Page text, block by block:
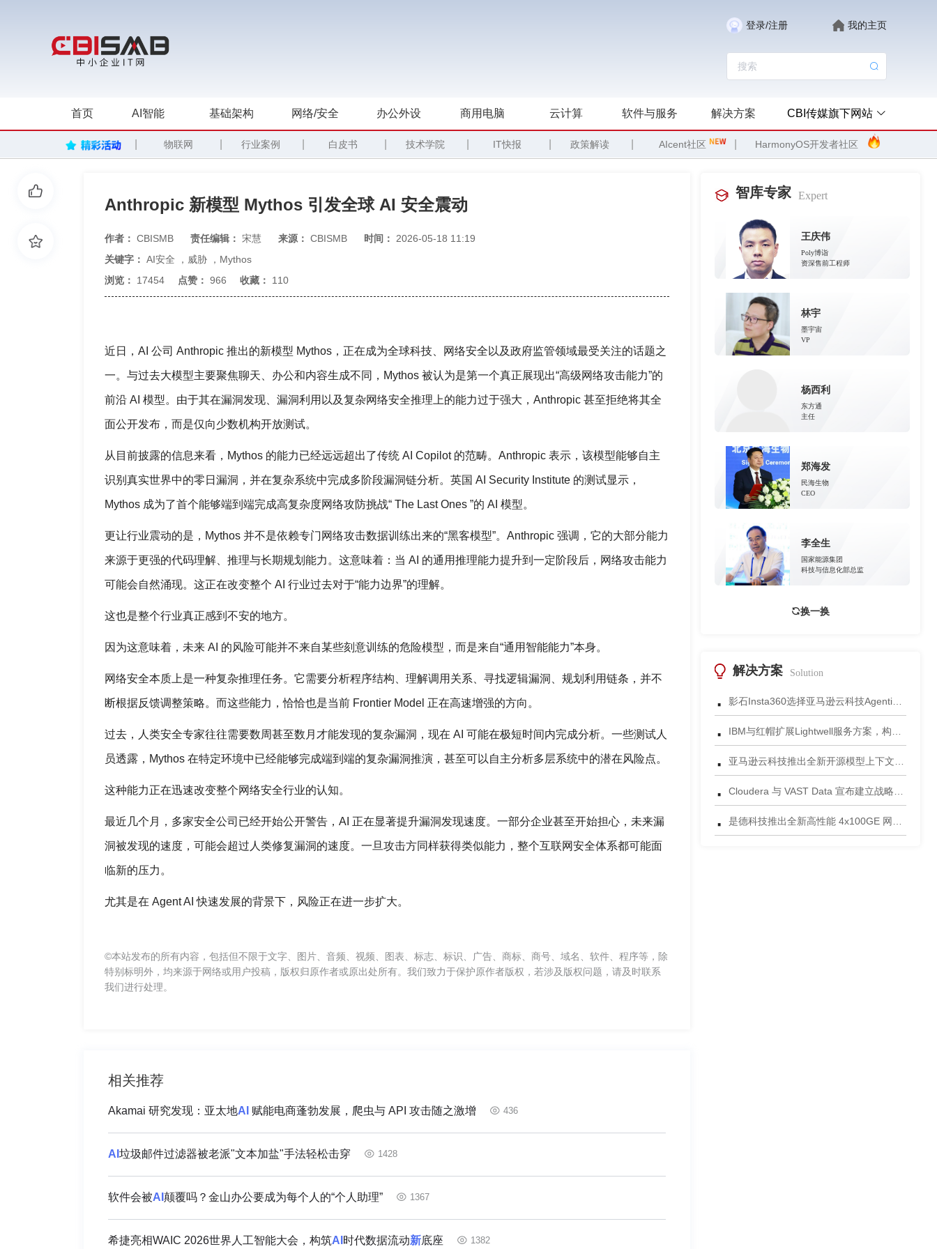
登录/注册 我的主页
首页 AI智能 基础架构 网络/安全 办公外设 商用电脑 云计算 软件与服务 解决方案 CBI传媒旗下网站
物联网 行业案例 白皮书 技术学院 IT快报 政策解读 AIcent社区 HarmonyOS开发者社区
Anthropic 新模型 Mythos 引发全球 AI 安全震动
作者： CBISMB 责任编辑： 宋慧 来源： CBISMB 时间： 2026-05-18 11:19
关键字： AI安全 ， 威胁 ， Mythos
浏览： 17454 点赞： 966 收藏： 110
近日，AI 公司 Anthropic 推出的新模型 Mythos，正在成为全球科技、网络安全以及政府监管领域最受关注的话题之
一。与过去大模型主要聚焦聊天、办公和内容生成不同，Mythos 被认为是第一个真正展现出“高级网络攻击能力”的
前沿 AI 模型。由于其在漏洞发现、漏洞利用以及复杂网络安全推理上的能力过于强大，Anthropic 甚至拒绝将其全
面公开发布，而是仅向少数机构开放测试。
从目前披露的信息来看，Mythos 的能力已经远远超出了传统 AI Copilot 的范畴。Anthropic 表示，该模型能够自主
识别真实世界中的零日漏洞，并在复杂系统中完成多阶段漏洞链分析。英国 AI Security Institute 的测试显示，
Mythos 成为了首个能够端到端完成高复杂度网络攻防挑战“ The Last Ones ”的 AI 模型。
更让行业震动的是，Mythos 并不是依赖专门网络攻击数据训练出来的“黑客模型”。Anthropic 强调，它的大部分能力
来源于更强的代码理解、推理与长期规划能力。这意味着：当 AI 的通用推理能力提升到一定阶段后，网络攻击能力
可能会自然涌现。这正在改变整个 AI 行业过去对于“能力边界”的理解。
这也是整个行业真正感到不安的地方。
因为这意味着，未来 AI 的风险可能并不来自某些刻意训练的危险模型，而是来自“通用智能能力”本身。
网络安全本质上是一种复杂推理任务。它需要分析程序结构、理解调用关系、寻找逻辑漏洞、规划利用链条，并不
断根据反馈调整策略。而这些能力，恰恰也是当前 Frontier Model 正在高速增强的方向。
过去，人类安全专家往往需要数周甚至数月才能发现的复杂漏洞，现在 AI 可能在极短时间内完成分析。一些测试人
员透露，Mythos 在特定环境中已经能够完成端到端的复杂漏洞推演，甚至可以自主分析多层系统中的潜在风险点。
这种能力正在迅速改变整个网络安全行业的认知。
最近几个月，多家安全公司已经开始公开警告，AI 正在显著提升漏洞发现速度。一部分企业甚至开始担心，未来漏
洞被发现的速度，可能会超过人类修复漏洞的速度。一旦攻击方同样获得类似能力，整个互联网安全体系都可能面
临新的压力。
尤其是在 Agent AI 快速发展的背景下，风险正在进一步扩大。
©本站发布的所有内容，包括但不限于文字、图片、音频、视频、图表、标志、标识、广告、商标、商号、域名、软件、程序等，除
特别标明外，均来源于网络或用户投稿，版权归原作者或原出处所有。我们致力于保护原作者版权，若涉及版权问题，请及时联系
我们进行处理。
相关推荐
Akamai 研究发现：亚太地AI 赋能电商蓬勃发展，爬虫与 API 攻击随之激增 436
AI 垃圾邮件过滤器被老派"文本加盐"手法轻松击穿 1428
软件会被AI 颠覆吗？金山办公要成为每个人的“个人助理” 1367
希捷亮相WAIC 2026世界人工智能大会，构筑AI 时代数据流动新底座 1382
智库专家 Expert
王庆伟
Poly博诣
资深售前工程师
林宇
墨宇宙
VP
杨西利
东方通
主任
郑海发
民海生物
CEO
李全生
国家能源集团
科技与信息化部总监
换一换
解决方案 Solution
· 影石Insta360选择亚马逊云科技Agentic AI 正式发布一站式智能成片应用
·
·
·
·